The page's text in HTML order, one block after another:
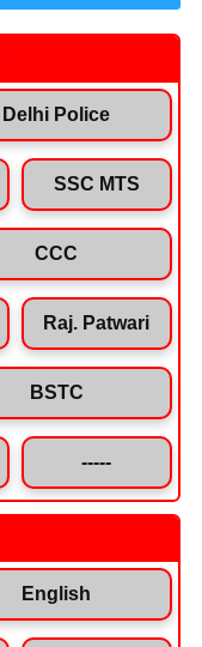
Delhi Police
SSC MTS
CCC
Raj. Patwari
BSTC
-----
English